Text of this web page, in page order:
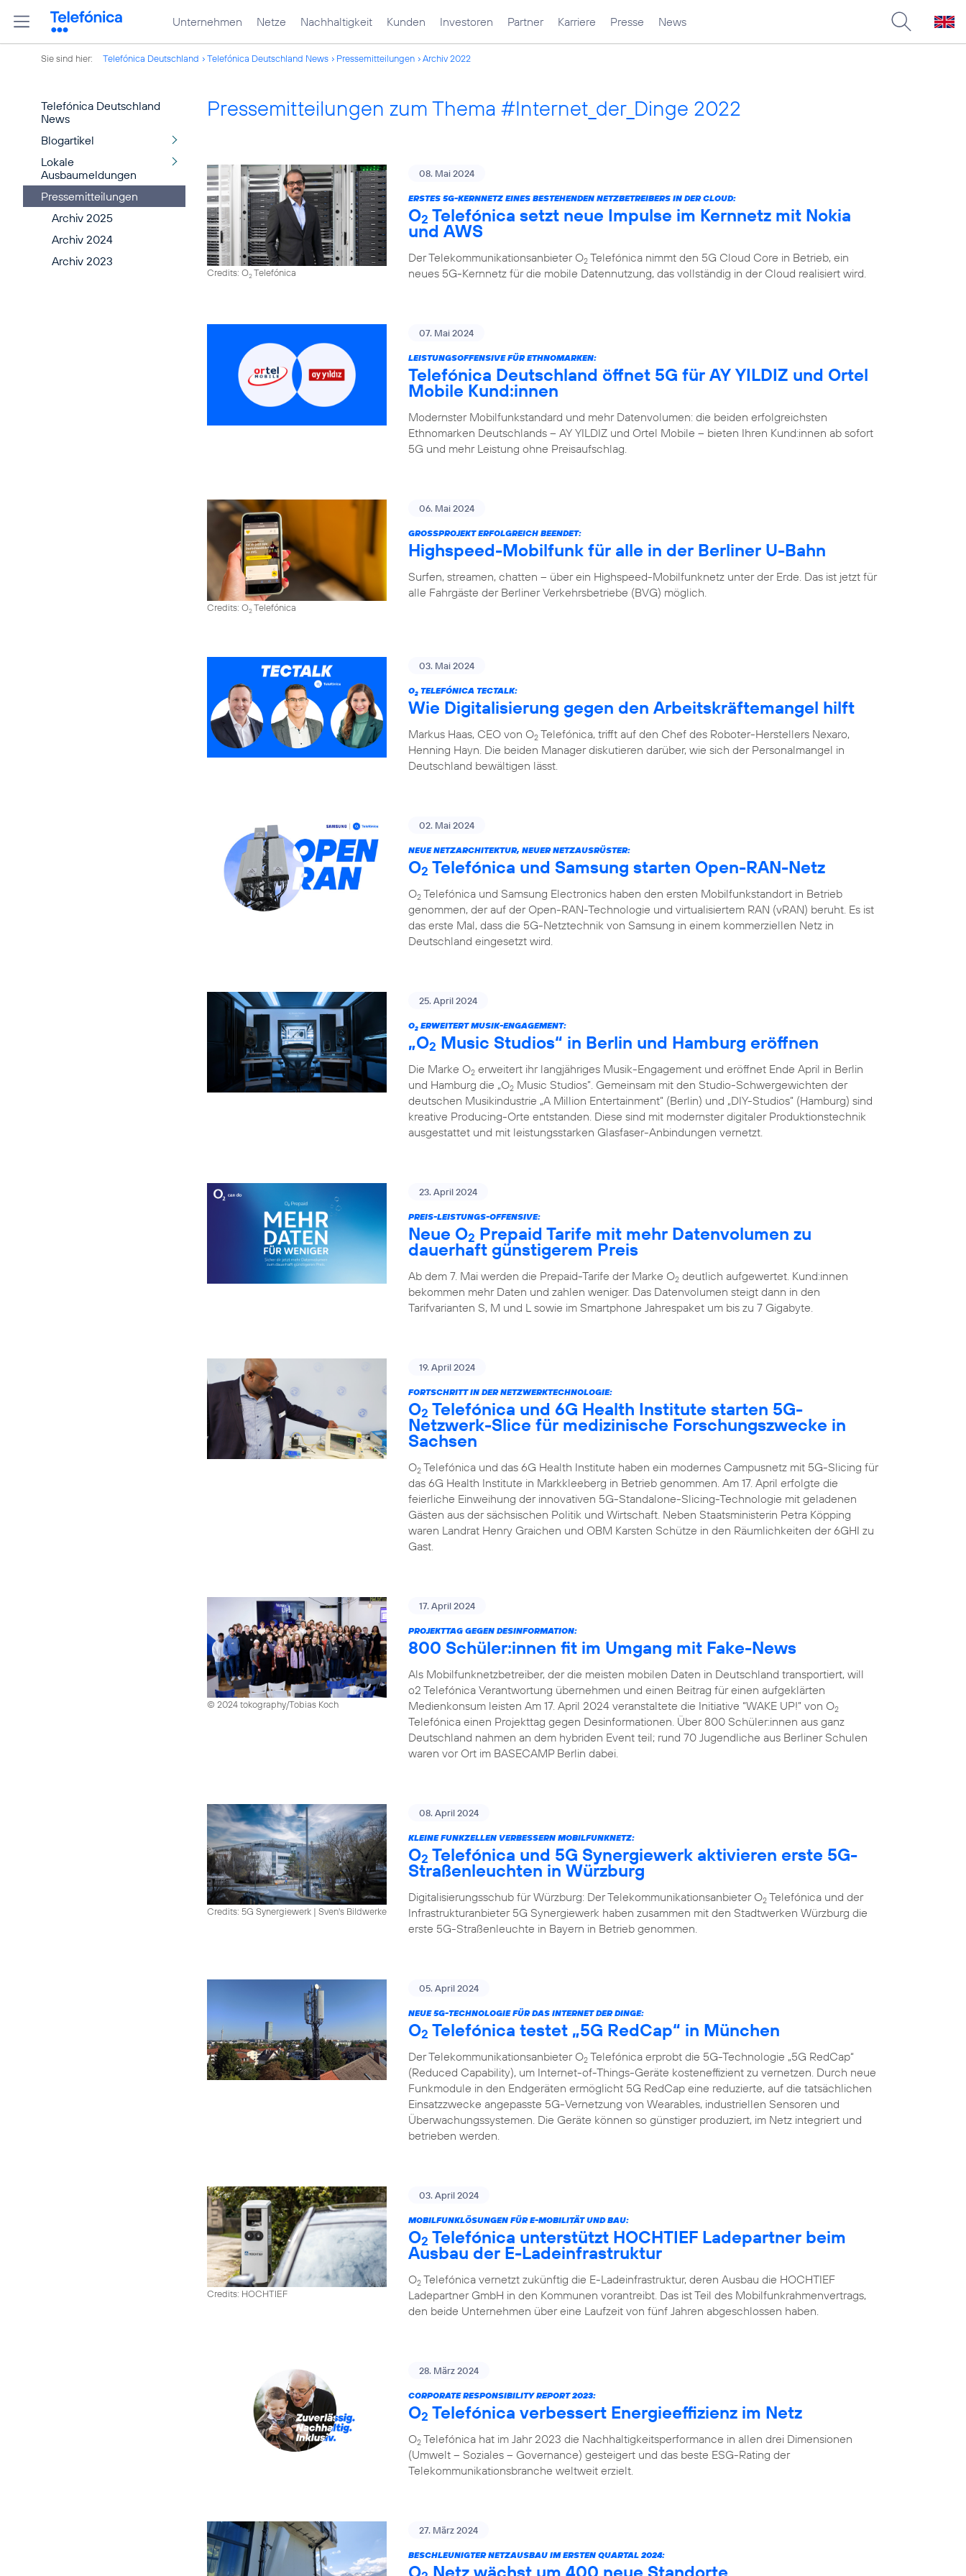
Unternehmen Netze Nachhaltigkeit Kunden Investoren Partner Karriere Presse News
Sie sind hier: Telefónica Deutschland Telefónica Deutschland News Pressemitteilungen Archiv 2022
Telefónica Deutschland
News
Blogartikel
Lokale
Ausbaumeldungen
Pressemitteilungen
Archiv 2025
Archiv 2024
Archiv 2023
Pressemitteilungen zum Thema #Internet_der_Dinge 2022
Credits: O2Telefónica
08. Mai 2024
ERSTES 5G-KERNNETZ EINES BESTEHENDEN NETZBETREIBERS IN DER CLOUD:
O2 Telefónica setzt neue Impulse im Kernnetz mit Nokia
und AWS
Der Telekommunikationsanbieter O2 Telefónica nimmt den 5G Cloud Core in Betrieb, ein
neues 5G-Kernnetz für die mobile Datennutzung, das vollständig in der Cloud realisiert wird.
07. Mai 2024
LEISTUNGSOFFENSIVE FÜR ETHNOMARKEN:
Telefónica Deutschland öffnet 5G für AY YILDIZ und Ortel
Mobile Kund:innen
Modernster Mobilfunkstandard und mehr Datenvolumen: die beiden erfolgreichsten
Ethnomarken Deutschlands – AY YILDIZ und Ortel Mobile – bieten Ihren Kund:innen ab sofort
5G und mehr Leistung ohne Preisaufschlag.
Credits: O2Telefónica
06. Mai 2024
GROSSPROJEKT ERFOLGREICH BEENDET:
Highspeed-Mobilfunk für alle in der Berliner U-Bahn
Surfen, streamen, chatten – über ein Highspeed-Mobilfunknetz unter der Erde. Das ist jetzt für
alle Fahrgäste der Berliner Verkehrsbetriebe (BVG) möglich.
03. Mai 2024
O2 TELEFÓNICA TECTALK:
Wie Digitalisierung gegen den Arbeitskräftemangel hilft
Markus Haas, CEO von O2 Telefónica, trifft auf den Chef des Roboter-Herstellers Nexaro,
Henning Hayn. Die beiden Manager diskutieren darüber, wie sich der Personalmangel in
Deutschland bewältigen lässt.
02. Mai 2024
NEUE NETZARCHITEKTUR, NEUER NETZAUSRÜSTER:
O2 Telefónica und Samsung starten Open-RAN-Netz
O2 Telefónica und Samsung Electronics haben den ersten Mobilfunkstandort in Betrieb
genommen, der auf der Open-RAN-Technologie und virtualisiertem RAN (vRAN) beruht. Es ist
das erste Mal, dass die 5G-Netztechnik von Samsung in einem kommerziellen Netz in
Deutschland eingesetzt wird.
25. April 2024
O2 ERWEITERT MUSIK-ENGAGEMENT:
„O2 Music Studios“ in Berlin und Hamburg eröffnen
Die Marke O2 erweitert ihr langjähriges Musik-Engagement und eröffnet Ende April in Berlin
und Hamburg die „O2 Music Studios”. Gemeinsam mit den Studio-Schwergewichten der
deutschen Musikindustrie „A Million Entertainment” (Berlin) und „DIY-Studios” (Hamburg) sind
kreative Producing-Orte entstanden. Diese sind mit modernster digitaler Produktionstechnik
ausgestattet und mit leistungsstarken Glasfaser-Anbindungen vernetzt.
23. April 2024
PREIS-LEISTUNGS-OFFENSIVE:
Neue O2 Prepaid Tarife mit mehr Datenvolumen zu
dauerhaft günstigerem Preis
Ab dem 7. Mai werden die Prepaid-Tarife der Marke O2 deutlich aufgewertet. Kund:innen
bekommen mehr Daten und zahlen weniger. Das Datenvolumen steigt dann in den
Tarifvarianten S, M und L sowie im Smartphone Jahrespaket um bis zu 7 Gigabyte.
19. April 2024
FORTSCHRITT IN DER NETZWERKTECHNOLOGIE:
O2 Telefónica und 6G Health Institute starten 5G-
Netzwerk-Slice für medizinische Forschungszwecke in
Sachsen
O2 Telefónica und das 6G Health Institute haben ein modernes Campusnetz mit 5G-Slicing für
das 6G Health Institute in Markkleeberg in Betrieb genommen. Am 17. April erfolgte die
feierliche Einweihung der innovativen 5G-Standalone-Slicing-Technologie mit geladenen
Gästen aus der sächsischen Politik und Wirtschaft. Neben Staatsministerin Petra Köpping
waren Landrat Henry Graichen und OBM Karsten Schütze in den Räumlichkeiten der 6GHI zu
Gast.
© 2024 tokography/Tobias Koch
17. April 2024
PROJEKTTAG GEGEN DESINFORMATION:
800 Schüler:innen fit im Umgang mit Fake-News
Als Mobilfunknetzbetreiber, der die meisten mobilen Daten in Deutschland transportiert, will
o2 Telefónica Verantwortung übernehmen und einen Beitrag für einen aufgeklärten
Medienkonsum leisten Am 17. April 2024 veranstaltete die Initiative “WAKE UP!” von O2
Telefónica einen Projekttag gegen Desinformationen. Über 800 Schüler:innen aus ganz
Deutschland nahmen an dem hybriden Event teil; rund 70 Jugendliche aus Berliner Schulen
waren vor Ort im BASECAMP Berlin dabei.
Credits: 5G Synergiewerk | Sven's Bildwerke
08. April 2024
KLEINE FUNKZELLEN VERBESSERN MOBILFUNKNETZ:
O2 Telefónica und 5G Synergiewerk aktivieren erste 5G-
Straßenleuchten in Würzburg
Digitalisierungsschub für Würzburg: Der Telekommunikationsanbieter O2 Telefónica und der
Infrastrukturanbieter 5G Synergiewerk haben zusammen mit den Stadtwerken Würzburg die
erste 5G-Straßenleuchte in Bayern in Betrieb genommen.
05. April 2024
NEUE 5G-TECHNOLOGIE FÜR DAS INTERNET DER DINGE:
O2 Telefónica testet „5G RedCap“ in München
Der Telekommunikationsanbieter O2 Telefónica erprobt die 5G-Technologie „5G RedCap“
(Reduced Capability), um Internet-of-Things-Geräte kosteneffizient zu vernetzen. Durch neue
Funkmodule in den Endgeräten ermöglicht 5G RedCap eine reduzierte, auf die tatsächlichen
Einsatzzwecke angepasste 5G-Vernetzung von Wearables, industriellen Sensoren und
Überwachungssystemen. Die Geräte können so günstiger produziert, im Netz integriert und
betrieben werden.
Credits: HOCHTIEF
03. April 2024
MOBILFUNKLÖSUNGEN FÜR E-MOBILITÄT UND BAU:
O2 Telefónica unterstützt HOCHTIEF Ladepartner beim
Ausbau der E-Ladeinfrastruktur
O2 Telefónica vernetzt zukünftig die E-Ladeinfrastruktur, deren Ausbau die HOCHTIEF
Ladepartner GmbH in den Kommunen vorantreibt. Das ist Teil des Mobilfunkrahmenvertrags,
den beide Unternehmen über eine Laufzeit von fünf Jahren abgeschlossen haben.
28. März 2024
CORPORATE RESPONSIBILITY REPORT 2023:
O2 Telefónica verbessert Energieeffizienz im Netz
O2 Telefónica hat im Jahr 2023 die Nachhaltigkeitsperformance in allen drei Dimensionen
(Umwelt – Soziales – Governance) gesteigert und das beste ESG-Rating der
Telekommunikationsbranche weltweit erzielt.
27. März 2024
BESCHLEUNIGTER NETZAUSBAU IM ERSTEN QUARTAL 2024:
O Netz wächst um 400 neue Standorte